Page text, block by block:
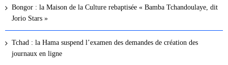
Bongor : la Maison de la Culture rebaptisée « Bamba Tchandoulaye, dit
Jorio Stars »
Tchad : la Hama suspend l’examen des demandes de création des
journaux en ligne